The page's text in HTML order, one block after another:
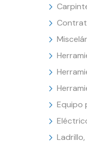
Equipo